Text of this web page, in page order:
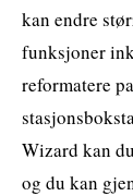
kan endre
funksjoner
reformatere
Wizard kan
og du kan